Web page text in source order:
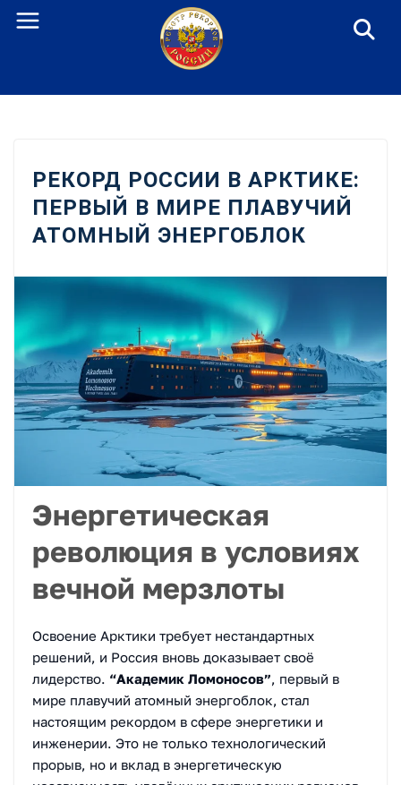
Перейти
РЕКОРД РОССИИ В АРКТИКЕ:
ПЕРВЫЙ В МИРЕ ПЛАВУЧИЙ
АТОМНЫЙ ЭНЕРГОБЛОК
Энергетическая
революция в условиях
вечной мерзлоты
Освоение Арктики требует нестандартных
решений, и Россия вновь доказывает своё
лидерство. “Академик Ломоносов”, первый в
мире плавучий атомный энергоблок, стал
настоящим рекордом в сфере энергетики и
инженерии. Это не только технологический
прорыв, но и вклад в энергетическую